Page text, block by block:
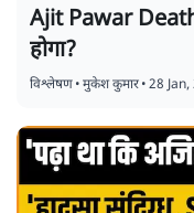
Ajit Pawar
होगा?
विश्लेषण•मुकेश कुमार•28 Jan,